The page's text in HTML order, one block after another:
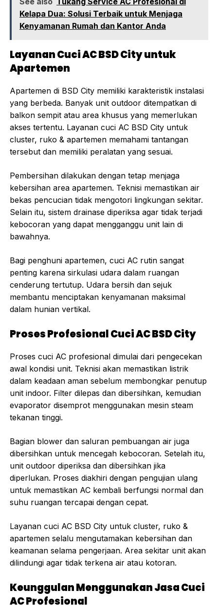
Kelapa Dua: Solusi Terbaik untuk Menjaga
Kenyamanan Rumah dan Kantor Anda
Layanan Cuci AC BSD City untuk
Apartemen
Apartemen di BSD City memiliki karakteristik instalasi
yang berbeda. Banyak unit outdoor ditempatkan di
balkon sempit atau area khusus yang memerlukan
akses tertentu. Layanan cuci AC BSD City untuk
cluster, ruko & apartemen memahami tantangan
tersebut dan memiliki peralatan yang sesuai.
Pembersihan dilakukan dengan tetap menjaga
kebersihan area apartemen. Teknisi memastikan air
bekas pencucian tidak mengotori lingkungan sekitar.
Selain itu, sistem drainase diperiksa agar tidak terjadi
kebocoran yang dapat mengganggu unit lain di
bawahnya.
Bagi penghuni apartemen, cuci AC rutin sangat
penting karena sirkulasi udara dalam ruangan
cenderung tertutup. Udara bersih dan sejuk
membantu menciptakan kenyamanan maksimal
dalam hunian vertikal.
Proses Profesional Cuci AC BSD City
Proses cuci AC profesional dimulai dari pengecekan
awal kondisi unit. Teknisi akan memastikan listrik
dalam keadaan aman sebelum membongkar penutup
unit indoor. Filter dilepas dan dibersihkan, kemudian
evaporator disemprot menggunakan mesin steam
tekanan tinggi.
Bagian blower dan saluran pembuangan air juga
dibersihkan untuk mencegah kebocoran. Setelah itu,
unit outdoor diperiksa dan dibersihkan jika
diperlukan. Proses diakhiri dengan pengujian ulang
untuk memastikan AC kembali berfungsi normal dan
suhu ruangan tercapai dengan cepat.
Layanan cuci AC BSD City untuk cluster, ruko &
apartemen selalu mengutamakan kebersihan dan
keamanan selama pengerjaan. Area sekitar unit akan
dilindungi agar tidak terkena air atau kotoran.
Keunggulan Menggunakan Jasa Cuci
AC Profesional